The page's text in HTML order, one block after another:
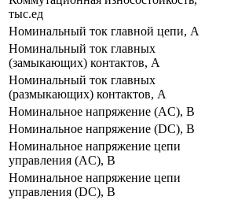
тыс.ед
Номинальный ток главной цепи, А
Номинальный ток главных
(замыкающих) контактов, А
Номинальный ток главных
(размыкающих) контактов, А
Номинальное напряжение (AC), В
Номинальное напряжение (DC), В
Номинальное напряжение цепи
управления (AC), В
Номинальное напряжение цепи
управления (DC), В